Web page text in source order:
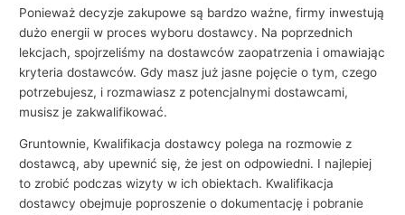
Ponieważ decyzje zakupowe są bardzo ważne, firmy inwestują
dużo energii w proces wyboru dostawcy. Na poprzednich
lekcjach, spojrzeliśmy na dostawców zaopatrzenia i omawiając
kryteria dostawców. Gdy masz już jasne pojęcie o tym, czego
potrzebujesz, i rozmawiasz z potencjalnymi dostawcami,
musisz je zakwalifikować.
Gruntownie, Kwalifikacja dostawcy polega na rozmowie z
dostawcą, aby upewnić się, że jest on odpowiedni. I najlepiej
to zrobić podczas wizyty w ich obiektach. Kwalifikacja
dostawcy obejmuje poproszenie o dokumentację i pobranie